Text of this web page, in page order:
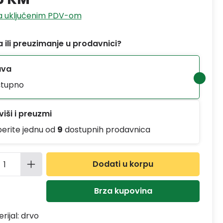
uključenim PDV-om
ili preuzimanje u prodavnici?
i preuzmi
jednu od 9 dostupnih prodavnica
proizvoda: Unesite željenu
Dodati u korpu
Brza kupovina
drvo